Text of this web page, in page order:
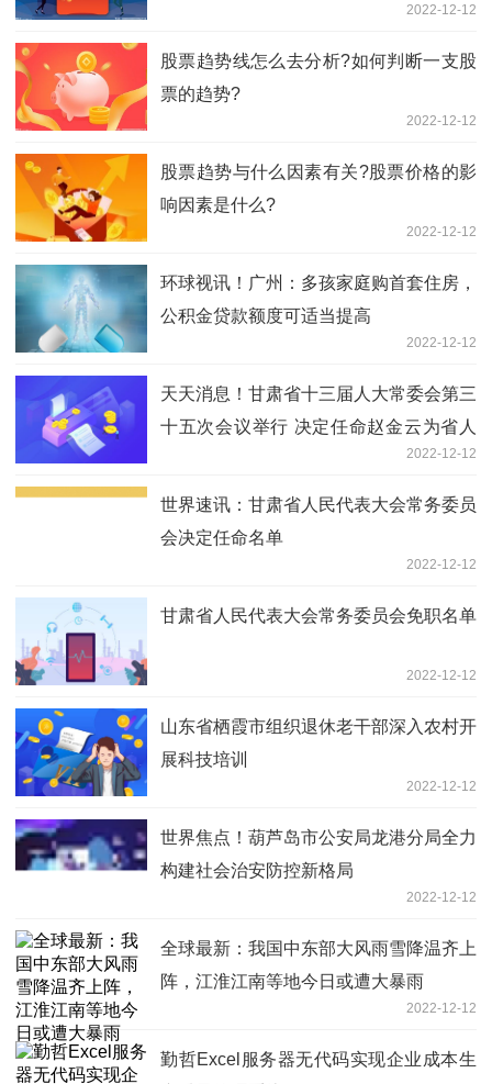
2022-12-12
股票趋势线怎么去分析?如何判断一支股
票的趋势?
2022-12-12
股票趋势与什么因素有关?股票价格的影
响因素是什么?
2022-12-12
环球视讯！广州：多孩家庭购首套住房，
公积金贷款额度可适当提高
2022-12-12
天天消息！甘肃省十三届人大常委会第三
十五次会议举行 决定任命赵金云为省人
2022-12-12
世界速讯：甘肃省人民代表大会常务委员
会决定任命名单
2022-12-12
甘肃省人民代表大会常务委员会免职名单
2022-12-12
山东省栖霞市组织退休老干部深入农村开
展科技培训
2022-12-12
世界焦点！葫芦岛市公安局龙港分局全力
构建社会治安防控新格局
2022-12-12
全球最新：我国中东部大风雨雪降温齐上
阵，江淮江南等地今日或遭大暴雨
2022-12-12
勤哲Excel服务器无代码实现企业成本生